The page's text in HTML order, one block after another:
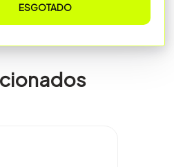
ESGOTADO